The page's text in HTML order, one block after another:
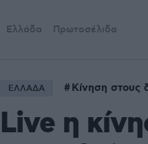
Ελλάδα Πρωτοσέλιδα
ΕΛΛΑΔΑ Κίνηση στους
Live η